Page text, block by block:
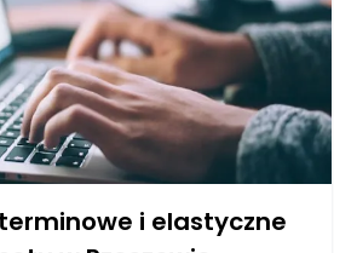
i elastyczne